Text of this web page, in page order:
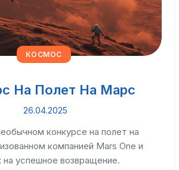
КОСМОС
На Полет На Марс
26.04.2025
конкурсе на полет на
компанией Mars One и
на успешное возвращение.